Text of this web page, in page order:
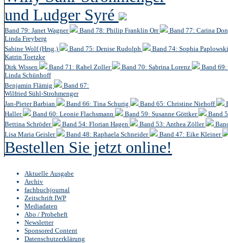
und Ludger Syré
Band 79: Janet Wagner Band 78: Philip Franklin Orr
Band 77: Carina
Linda Freyberg
Sabine Wolf (Hrsg.)
Band 75: Denise Rudolph
Band 74: Sophia
Katrin Toetzke
Dirk Wissen
Band 71: Rahel Zoller Band 70: Sabrina Lorenz
Band
Linda Schünhoff
Benjamin Flämig
Band 67:
Wilfried Sühl-Strohmenger
Jan-Pieter Barbian
Band 66: Tina Schurig Band 65: Christine Niehoff
Haller
Band 60: Leonie Flachsmann Band 59: Susanne Göttker
Band
Bettina Schröder
Band 54: Florian Hagen Band 53: Anthea Zöller
Lisa Maria Geisler
Band 48: Raphaela Schneider Band 47: Eike Kleiner
Bestellen Sie jetzt online!
Aktuelle Ausgabe
Archiv
fachbuchjournal
Zeitschrift IWP
Mediadaten
Abo / Probeheft
Newsletter
Sponsored Content
Datenschutzerklärung